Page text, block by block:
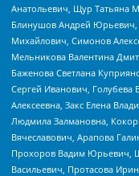
Анатольевич, Щур Татьяна
Блинушов Андрей Юрьевич,
Михайлович, Симонов
Мельникова Валентина
Баженова Светлана
Сергей Иванович, Голубева
Алексеевна, Закс Елена
Людмила Залмановна,
Вячеславович, Арапова
Прохоров Вадим Юрьевич,
Васильевич, Протасова